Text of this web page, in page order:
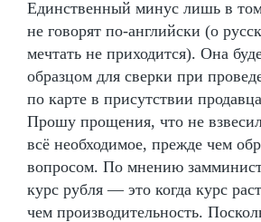
Единственный минус лишь в
не говорят по-английски (о
мечтать не приходится). Она
образцом для сверки при
по карте в присутствии
Прошу прощения, что не
всё необходимое, прежде чем
вопросом. По мнению
курс рубля — это когда курс
чем производительность.